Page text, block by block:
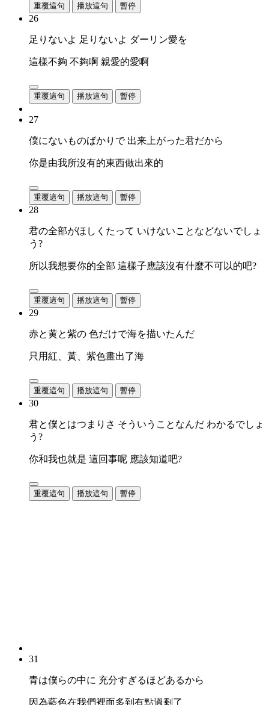
重覆這句 播放這句 暫停
26
足りないよ 足りないよ ダーリン愛を
這樣不夠 不夠啊 親愛的愛啊
重覆這句 播放這句 暫停
27
僕にないものばかりで 出来上がった君だから
你是由我所沒有的東西做出來的
重覆這句 播放這句 暫停
28
君の全部がほしくたって いけないことなどないでしょ
う?
所以我想要你的全部 這樣子應該沒有什麼不可以的吧?
重覆這句 播放這句 暫停
29
赤と黄と紫の 色だけで海を描いたんだ
只用紅、黃、紫色畫出了海
重覆這句 播放這句 暫停
30
君と僕とはつまりさ そういうことなんだ わかるでしょ
う?
你和我也就是 這回事呢 應該知道吧?
重覆這句 播放這句 暫停
31
青は僕らの中に 充分すぎるほどあるから
因為藍色在我們裡面多到有點過剩了